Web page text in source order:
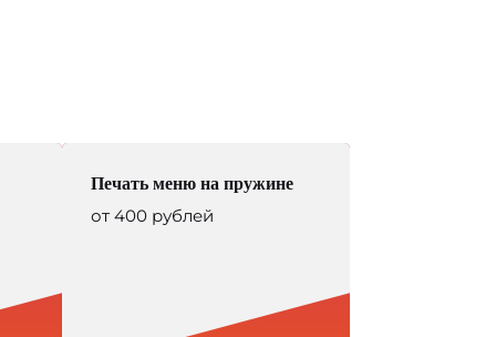
Печать меню на пружине
от 400 рублей